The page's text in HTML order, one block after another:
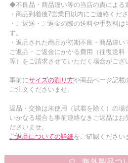
◆不良品・商品違い等の当店の責による
・商品到着後7営業日以内にご連絡くださ
・ご返送・ご返金の際の送料や手数料
す。
・返品された商品が初期不良・商品違い
ご返品・ご返金にかかる費用（往復送
等）をご請求させていただく場合がござ
事前にサイズの測り方や商品ページ記載
ご注文くださいませ。
返品・交換は未使用（試着を除く）の場
いかなる場合も事前連絡なきご返品はお
ださいませ。
ご返品についての詳細をご確認ください